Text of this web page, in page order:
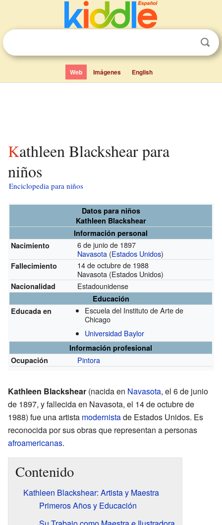
Web Imágenes English
Kathleen Blackshear para
niños
Enciclopedia para niños
Datos para niños
Kathleen Blackshear
Información personal
Nacimiento
6 de junio de 1897
Navasota (Estados Unidos)
Fallecimiento
14 de octubre de 1988
Navasota (Estados Unidos)
Nacionalidad Estadounidense
Educación
Educada en
Escuela del Instituto de Arte de
Chicago
Universidad Baylor
Información profesional
Ocupación
Pintora
Kathleen Blackshear (nacida en Navasota, el 6 de junio
de 1897, y fallecida en Navasota, el 14 de octubre de
1988) fue una artista modernistade Estados Unidos. Es
reconocida por sus obras que representan a personas
afroamericanas.
Contenido
Kathleen Blackshear: Artista y Maestra
Primeros Años y Educación